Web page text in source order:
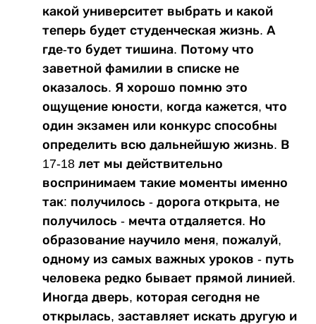
какой университет выбрать и какой
теперь будет студенческая жизнь. А
где-то будет тишина. Потому что
заветной фамилии в списке не
оказалось. Я хорошо помню это
ощущение юности, когда кажется, что
один экзамен или конкурс способны
определить всю дальнейшую жизнь. В
17-18 лет мы действительно
воспринимаем такие моменты именно
так: получилось - дорога открыта, не
получилось - мечта отдаляется. Но
образование научило меня, пожалуй,
одному из самых важных уроков - путь
человека редко бывает прямой линией.
Иногда дверь, которая сегодня не
открылась, заставляет искать другую и